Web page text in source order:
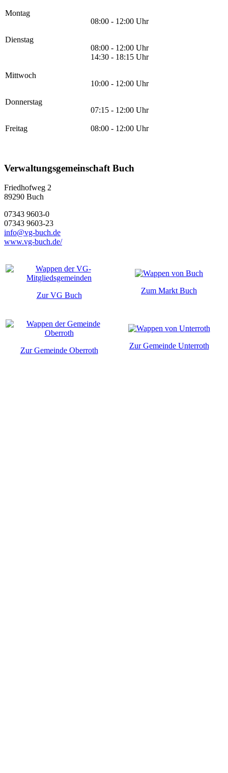
Montag
08:00 - 12:00 Uhr
Dienstag
08:00 - 12:00 Uhr
14:30 - 18:15 Uhr
Mittwoch
10:00 - 12:00 Uhr
Donnerstag
07:15 - 12:00 Uhr
Freitag 08:00 - 12:00 Uhr
Verwaltungsgemeinschaft Buch
Friedhofweg 2
89290 Buch
07343 9603-0
07343 9603-23
info@vg-buch.de
www.vg-buch.de/
Zur VG Buch
Zum Markt Buch
Zur Gemeinde Oberroth
Zur Gemeinde Unterroth